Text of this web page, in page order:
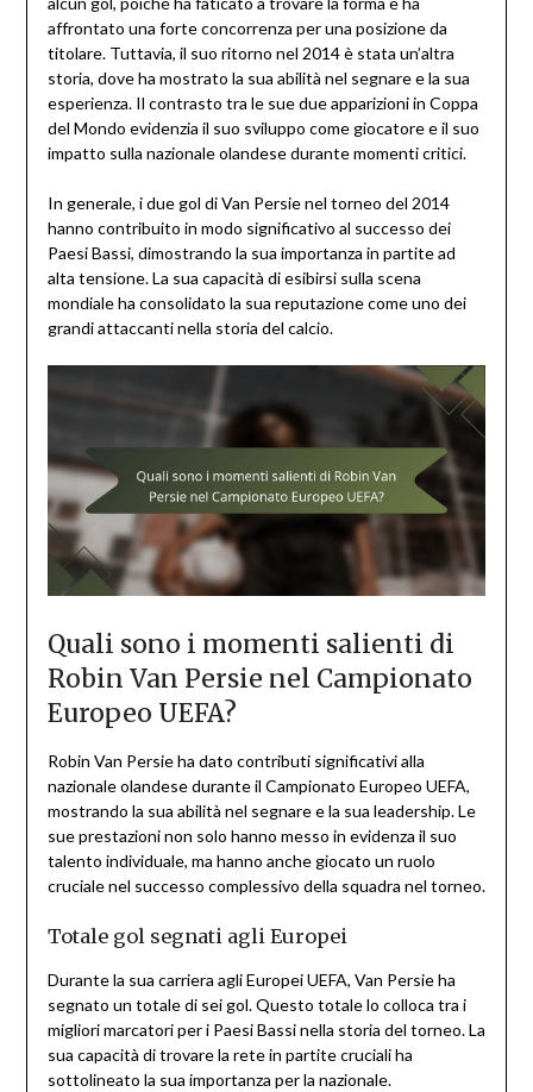
affrontato una forte concorrenza per una posizione da
titolare. Tuttavia, il suo ritorno nel 2014 è stata un’altra
storia, dove ha mostrato la sua abilità nel segnare e la sua
esperienza. Il contrasto tra le sue due apparizioni in Coppa
del Mondo evidenzia il suo sviluppo come giocatore e il suo
impatto sulla nazionale olandese durante momenti critici.
In generale, i due gol di Van Persie nel torneo del 2014
hanno contribuito in modo significativo al successo dei
Paesi Bassi, dimostrando la sua importanza in partite ad
alta tensione. La sua capacità di esibirsi sulla scena
mondiale ha consolidato la sua reputazione come uno dei
grandi attaccanti nella storia del calcio.
Quali sono i momenti salienti di
Robin Van Persie nel Campionato
Europeo UEFA?
Robin Van Persie ha dato contributi significativi alla
nazionale olandese durante il Campionato Europeo UEFA,
mostrando la sua abilità nel segnare e la sua leadership. Le
sue prestazioni non solo hanno messo in evidenza il suo
talento individuale, ma hanno anche giocato un ruolo
cruciale nel successo complessivo della squadra nel torneo.
Totale gol segnati agli Europei
Durante la sua carriera agli Europei UEFA, Van Persie ha
segnato un totale di sei gol. Questo totale lo colloca tra i
migliori marcatori per i Paesi Bassi nella storia del torneo. La
sua capacità di trovare la rete in partite cruciali ha
sottolineato la sua importanza per la nazionale.